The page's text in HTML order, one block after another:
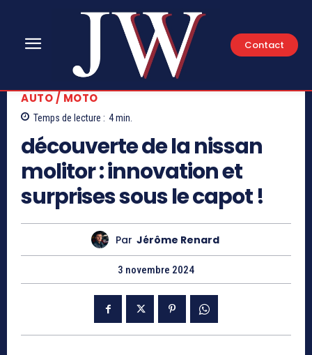
Contact
AUTO / MOTO
Temps de lecture : 4min.
découverte de la nissan
molitor : innovation et
surprises sous le capot !
Par Jérôme Renard
3 novembre 2024